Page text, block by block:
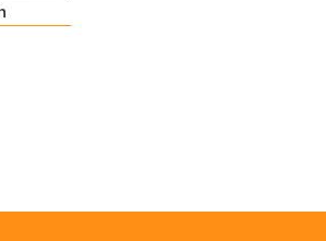
fileadmin/user_upload/